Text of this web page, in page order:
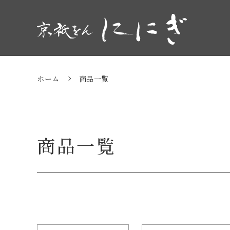
ホーム 商品一覧
商品一覧